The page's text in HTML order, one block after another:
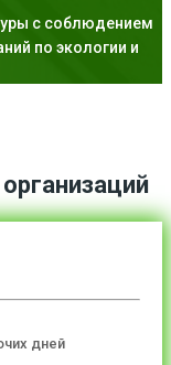
с соблюдением
по экологии и
дней